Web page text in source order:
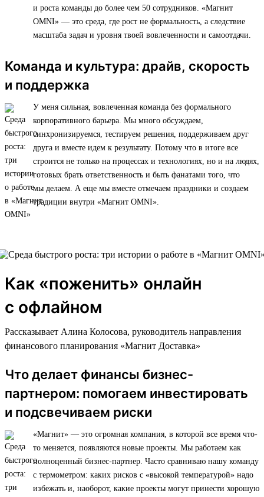
и роста команды до более чем 50 сотрудников. «Магнит
OMNI» — это среда, где рост не формальность, а следствие
масштаба задач и уровня твоей вовлеченности и самоотдачи.
Команда и культура: драйв, скорость
и поддержка
У меня сильная, вовлеченная команда без формального
корпоративного барьера. Мы много обсуждаем,
синхронизируемся, тестируем решения, поддерживаем друг
друга и вместе идем к результату. Потому что в итоге все
строится не только на процессах и технологиях, но и на людях,
готовых брать ответственность и быть фанатами того, что
мы делаем. А еще мы вместе отмечаем праздники и создаем
традиции внутри «Магнит OMNI».
Как «поженить» онлайн
с офлайном
Рассказывает Алина Колосова, руководитель направления
финансового планирования «Магнит Доставка»
Что делает финансы бизнес-
партнером: помогаем инвестировать
и подсвечиваем риски
«Магнит» — это огромная компания, в которой все время что-
то меняется, появляются новые проекты. Мы работаем как
полноценный бизнес-партнер. Часто сравниваю нашу команду
с термометром: каких рисков с «высокой температурой» надо
избежать и, наоборот, какие проекты могут принести хорошую